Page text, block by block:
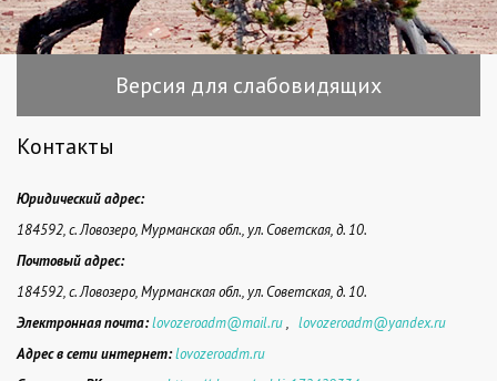
Версия для слабовидящих
Контакты
Юридический адрес:
184592, с. Ловозеро, Мурманская обл., ул. Советская, д. 10.
Почтовый адрес:
184592, с. Ловозеро, Мурманская обл., ул. Советская, д. 10.
Электронная почта:lovozeroadm@mail.ru, lovozeroadm@yandex.ru
Адрес в сети интернет:lovozeroadm.ru